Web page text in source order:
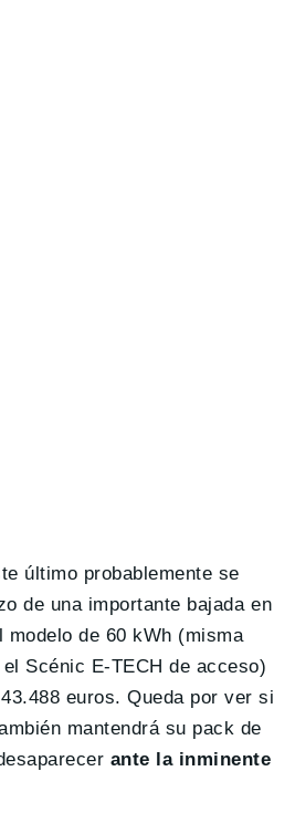
último probablemente se
de una importante bajada en
de 60 kWh (misma
Scénic E-TECH de acceso)
euros. Queda por ver si
mantendrá su pack de
ante la inminente